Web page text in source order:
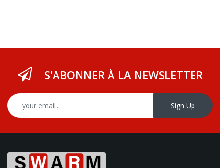
S'ABONNER À LA NEWSLETTER
Sign Up